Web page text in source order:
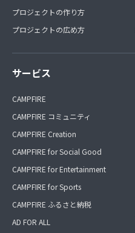
プロジェクトの作り方
プロジェクトの広め方
サービス
CAMPFIRE
CAMPFIRE コミュニティ
CAMPFIRE Creation
CAMPFIRE for Social Good
CAMPFIRE for Entertainment
CAMPFIRE for Sports
CAMPFIRE ふるさと納税
AD FOR ALL